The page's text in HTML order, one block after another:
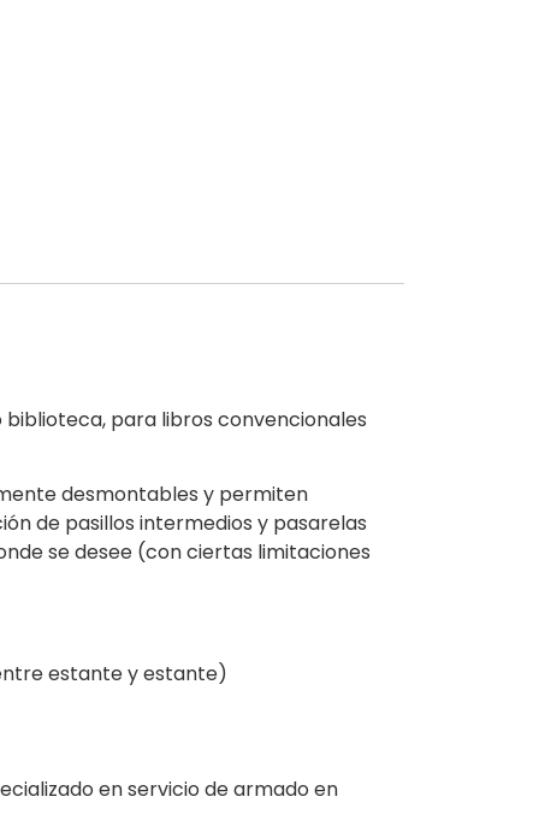
para libros convencionales
desmontables y permiten
de pasillos intermedios y pasarelas
se desee (con ciertas limitaciones
estante y estante)
en servicio de armado en